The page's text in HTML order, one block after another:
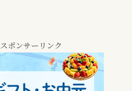
スポンサーリンク